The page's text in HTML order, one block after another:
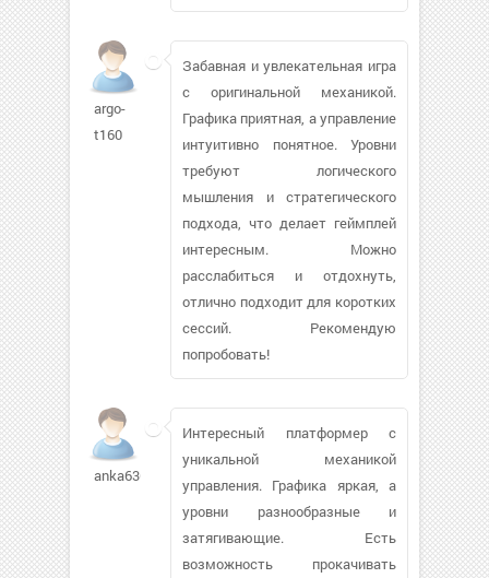
argo-
t160
Забавная и увлекательная игра
с оригинальной механикой.
Графика приятная, а управление
интуитивно понятное. Уровни
требуют логического
мышления и стратегического
подхода, что делает геймплей
интересным. Можно
расслабиться и отдохнуть,
отлично подходит для коротких
сессий. Рекомендую
попробовать!
anka636
Интересный платформер с
уникальной механикой
управления. Графика яркая, а
уровни разнообразные и
затягивающие. Есть
возможность прокачивать